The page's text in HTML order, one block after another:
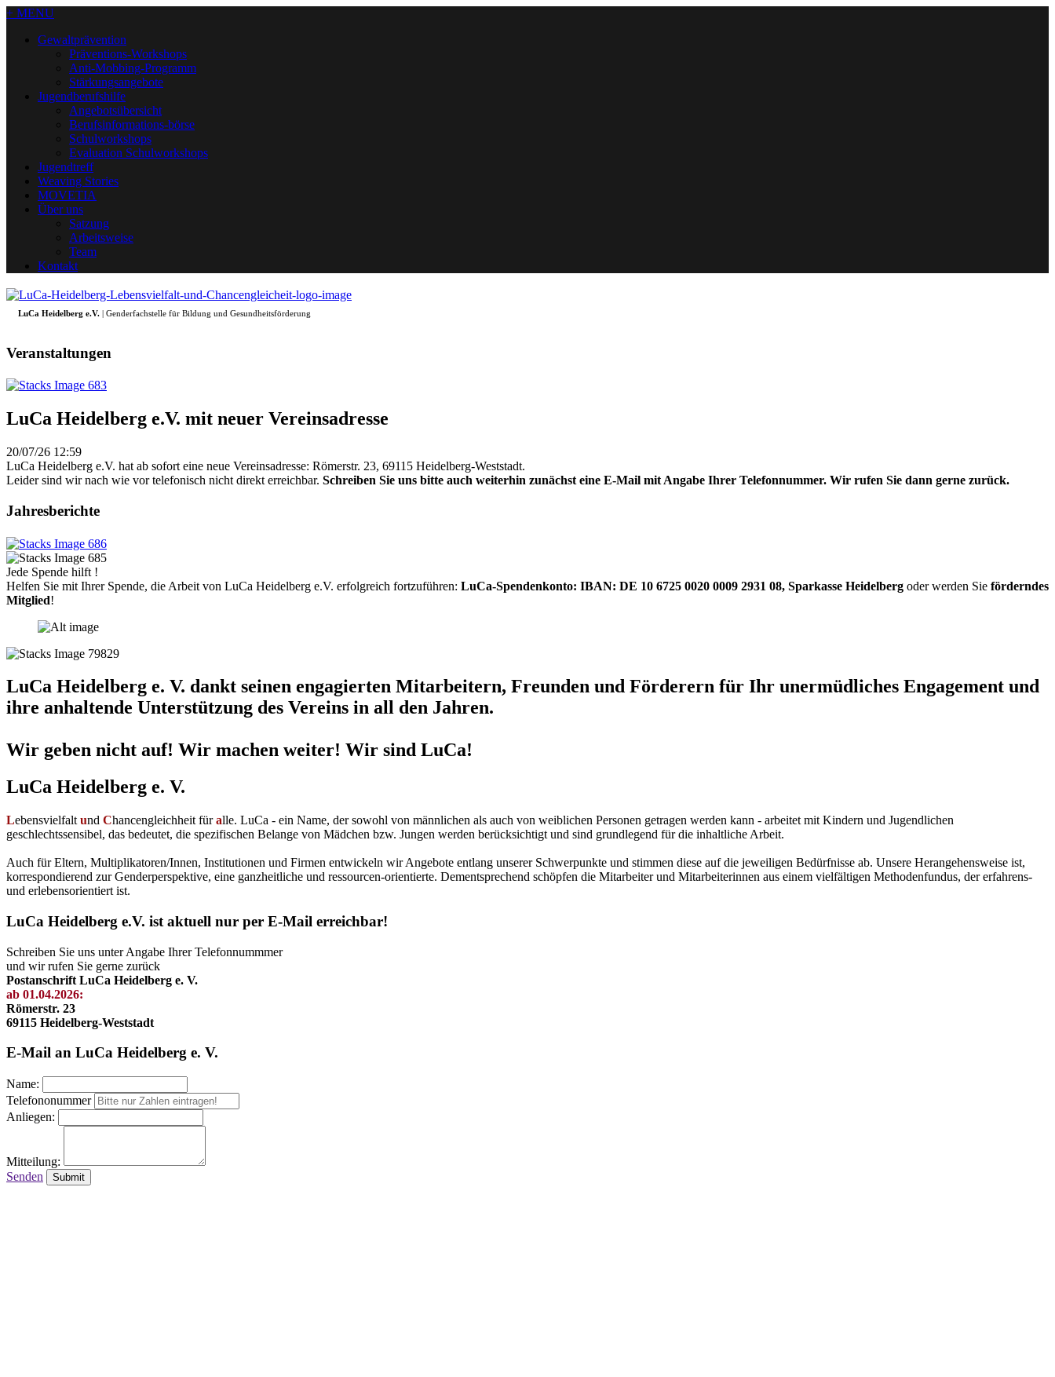
+ MENU
Gewaltprävention
Präventions-Workshops
Anti-Mobbing-Programm
Stärkungsangebote
Jugendberufshilfe
Angebotsübersicht
Berufsinformations-börse
Schulworkshops
Evaluation Schulworkshops
Jugendtreff
Weaving Stories
MOVETIA
Über uns
Satzung
Arbeitsweise
Team
Kontakt
LuCa Heidelberg e.V. | Genderfachstelle für Bildung und Gesundheitsförderung
Veranstaltungen
LuCa Heidelberg e.V. mit neuer Vereinsadresse
20/07/26 12:59
LuCa Heidelberg e.V. hat ab sofort eine neue Vereinsadresse: Römerstr. 23, 69115 Heidelberg-Weststadt.
Leider sind wir nach wie vor telefonisch nicht direkt erreichbar. Schreiben Sie uns bitte auch weiterhin zunächst eine E-Mail mit Angabe Ihrer Telefonnummer. Wir rufen Sie dann gerne zurück.
Jahresberichte
Jede Spende hilft !
Helfen Sie mit Ihrer Spende, die Arbeit von LuCa Heidelberg e.V. erfolgreich fortzuführen: LuCa-Spendenkonto: IBAN: DE 10 6725 0020 0009 2931 08, Sparkasse Heidelberg oder werden Sie förderndes
Mitglied!
LuCa Heidelberg e. V. dankt seinen engagierten Mitarbeitern, Freunden und Förderern für Ihr unermüdliches Engagement und
ihre anhaltende Unterstützung des Vereins in all den Jahren.
Wir geben nicht auf! Wir machen weiter! Wir sind LuCa!
LuCa Heidelberg e. V.
Lebensvielfalt und Chancengleichheit füralle. LuCa - ein Name, der sowohl von männlichen als auch von weiblichen Personen getragen werden kann - arbeitet mit Kindern und Jugendlichen
geschlechtssensibel, das bedeutet, die spezifischen Belange von Mädchen bzw. Jungen werden berücksichtigt und sind grundlegend für die inhaltliche Arbeit.
Auch für Eltern, Multiplikatoren/Innen, Institutionen und Firmen entwickeln wir Angebote entlang unserer Schwerpunkte und stimmen diese auf die jeweiligen Bedürfnisse ab. Unsere Herangehensweise ist,
korrespondierend zur Genderperspektive, eine ganzheitliche und ressourcen-orientierte. Dementsprechend schöpfen die Mitarbeiter und Mitarbeiterinnen aus einem vielfältigen Methodenfundus, der erfahrens-
und erlebensorientiert ist.
LuCa Heidelberg e.V. ist aktuell nur per E-Mail erreichbar!
Schreiben Sie uns unter Angabe Ihrer Telefonnummmer
und wir rufen Sie gerne zurück
Postanschrift LuCa Heidelberg e. V.
ab 01.04.2026:
Römerstr. 23
69115 Heidelberg-Weststadt
E-Mail an LuCa Heidelberg e. V.
Name:
Telefononummer
Anliegen:
Mitteilung:
Senden